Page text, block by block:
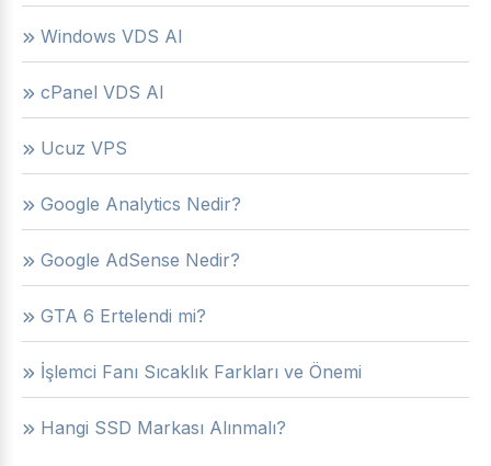
Windows VDS Al
cPanel VDS Al
Ucuz VPS
Google Analytics Nedir?
Google AdSense Nedir?
GTA 6 Ertelendi mi?
İşlemci Fanı Sıcaklık Farkları ve Önemi
Hangi SSD Markası Alınmalı?